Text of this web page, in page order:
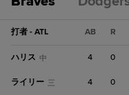
打者 - ATL AB R
ハリス 中 4 0
ライリー 三 4 0